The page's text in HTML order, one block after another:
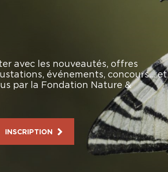
avec les nouveautés, offres
événements, concours… et
par la Fondation Nature &
INSCRIPTION